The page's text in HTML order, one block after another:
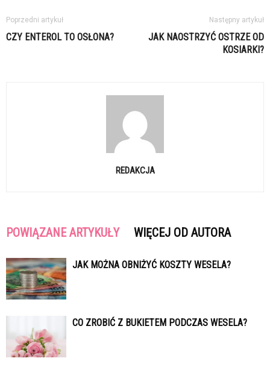
Poprzedni artykuł
CZY ENTEROL TO OSŁONA?
Następny artykuł
JAK NAOSTRZYĆ OSTRZE OD
KOSIARKI?
REDAKCJA
POWIĄZANE ARTYKUŁY WIĘCEJ OD AUTORA
JAK MOŻNA OBNIŻYĆ KOSZTY WESELA?
CO ZROBIĆ Z BUKIETEM PODCZAS WESELA?